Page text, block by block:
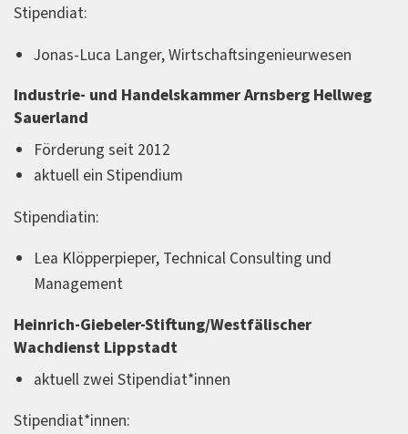
Stipendiat:
Jonas-Luca Langer, Wirtschaftsingenieurwesen
Industrie- und Handelskammer Arnsberg Hellweg
Sauerland
Förderung seit 2012
aktuell ein Stipendium
Stipendiatin:
Lea Klöpperpieper, Technical Consulting und
Management
Heinrich-Giebeler-Stiftung/Westfälischer
Wachdienst Lippstadt
aktuell zwei Stipendiat*innen
Stipendiat*innen: